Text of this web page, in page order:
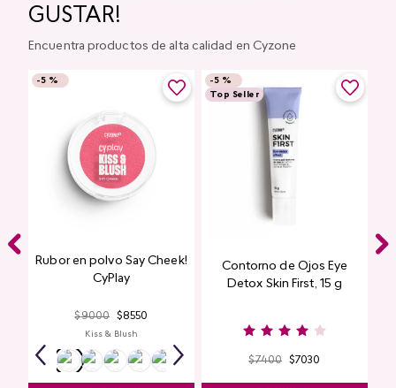
GUSTAR!
Encuentra productos de alta calidad en Cyzone
-5 %
Rubor en polvo Say Cheek!
CyPlay
$9000 $8550
Kiss & Blush
-5 %
Top Seller
Contorno de Ojos Eye
Detox Skin First, 15 g
$7400 $7030